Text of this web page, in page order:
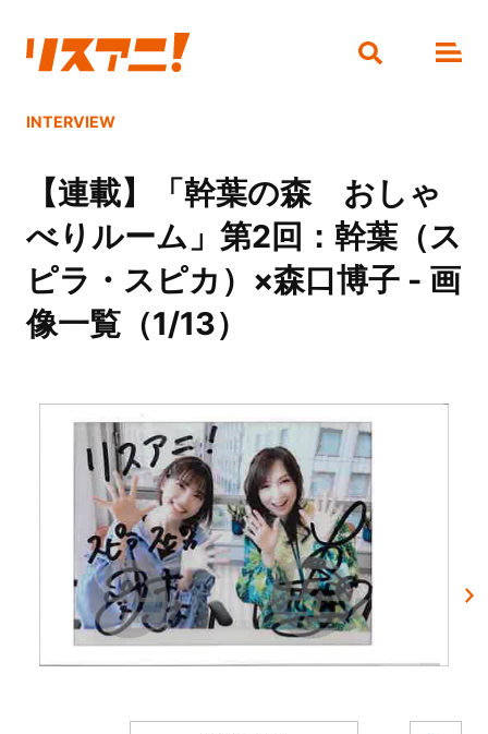
INTERVIEW
【連載】「幹葉の森 おしゃ
べりルーム」第2回：幹葉（ス
ピラ・スピカ）×森口博子 - 画
像一覧（1/13）